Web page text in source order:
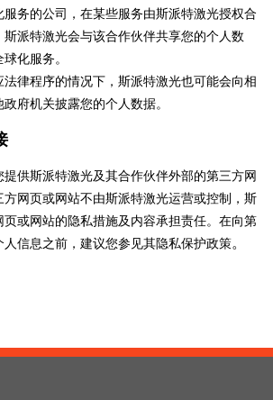
务的公司，在某些服务由斯派特激光授权合
派特激光会与该合作伙伴共享您的个人数
化服务。
律程序的情况下，斯派特激光也可能会向相
府机关披露您的个人数据。
供斯派特激光及其合作伙伴外部的第三方网
网页或网站不由斯派特激光运营或控制，斯
或网站的隐私措施及内容承担责任。在向第
信息之前，建议您参见其隐私保护政策。